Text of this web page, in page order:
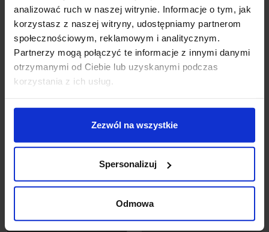
analizować ruch w naszej witrynie. Informacje o tym, jak
korzystasz z naszej witryny, udostępniamy partnerom
społecznościowym, reklamowym i analitycznym.
Partnerzy mogą połączyć te informacje z innymi danymi
otrzymanymi od Ciebie lub uzyskanymi podczas
korzystania z ich usług.
Zezwól na wszystkie
Spersonalizuj
Odmowa
mini wisząca LED
16492
1 353,00 zł
Zobacz szczegóły
16493
665,43 zł